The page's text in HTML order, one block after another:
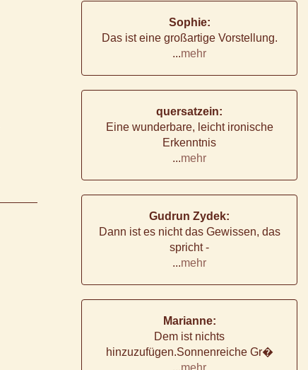
Sophie:
Das ist eine großartige Vorstellung.
...mehr
quersatzein:
Eine wunderbare, leicht ironische
Erkenntnis
...mehr
Gudrun Zydek:
Dann ist es nicht das Gewissen, das
spricht -
...mehr
Marianne:
Dem ist nichts
hinzuzufügen.Sonnenreiche Gr�